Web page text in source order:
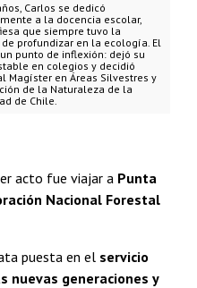
Carlos se dedicó
a la docencia escolar,
que siempre tuvo la
profundizar en la ecología. El
punto de inflexión: dejó su
en colegios y decidió
Magíster en Áreas Silvestres y
de la Naturaleza de la
de Chile.
acto fue viajar a Punta
Nacional Forestal
puesta en el servicio
nuevas generaciones y